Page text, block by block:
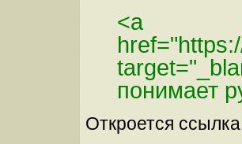
<a
понимает
Откроется